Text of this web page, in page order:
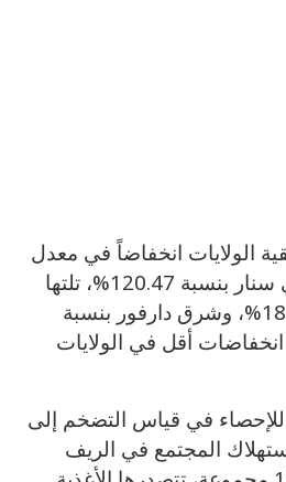
الولايات انخفاضاً في معدل
التضخم، كان أبرزها في سنار بنسبة 120.47%، تلتها
غرب دارفور بنسبة 18.98%، وشرق دارفور بنسبة
انخفاضات أقل في الولايات
للإحصاء في قياس التضخم إلى
المجتمع في الريف